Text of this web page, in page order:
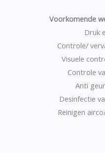
Voorkomende
Druk
Controle/
Visuele
Controle
Anti
Desinfectie
Reinigen